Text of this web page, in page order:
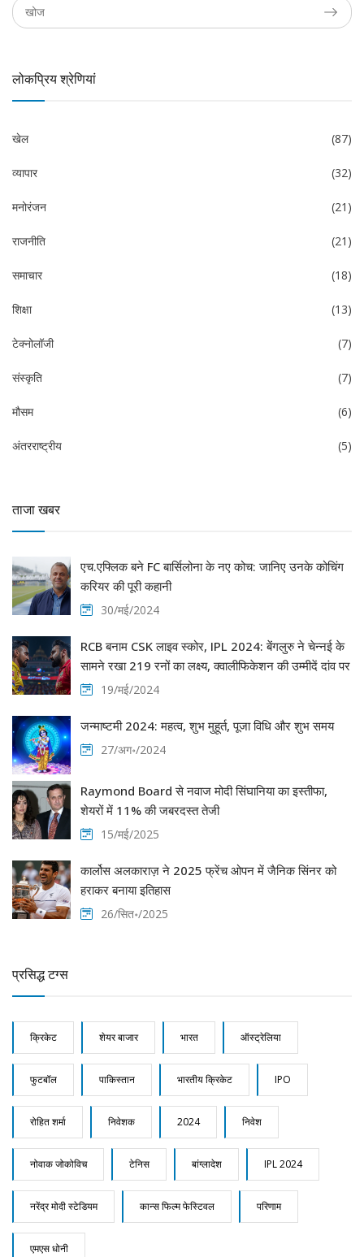
लोकप्रिय श्रेणियां
खेल (87)
व्यापार (32)
मनोरंजन (21)
राजनीति (21)
समाचार (18)
शिक्षा (13)
टेक्नोलॉजी (7)
संस्कृति (7)
मौसम (6)
अंतरराष्ट्रीय (5)
ताजा खबर
एच.एफ्लिक बने FC बार्सिलोना के नए कोच: जानिए उनके कोचिंग
करियर की पूरी कहानी
30/मई/2024
RCB बनाम CSK लाइव स्कोर, IPL 2024: बेंगलुरु ने चेन्नई के
सामने रखा 219 रनों का लक्ष्य, क्वालीफिकेशन की उम्मीदें दांव पर
19/मई/2024
जन्माष्टमी 2024: महत्व, शुभ मुहूर्त, पूजा विधि और शुभ समय
27/अग॰/2024
Raymond Board से नवाज मोदी सिंघानिया का इस्तीफा,
शेयरों में 11% की जबरदस्त तेजी
15/मई/2025
कार्लोस अलकाराज़ ने 2025 फ्रेंच ओपन में जैनिक सिंनर को
हराकर बनाया इतिहास
26/सित॰/2025
प्रसिद्ध टग्स
क्रिकेट शेयर बाजार भारत ऑस्ट्रेलिया
फुटबॉल पाकिस्तान भारतीय क्रिकेट IPO
रोहित शर्मा निवेशक 2024 निवेश
नोवाक जोकोविच टेनिस बांग्लादेश IPL 2024
नरेंद्र मोदी स्टेडियम कान्स फिल्म फेस्टिवल परिणाम
एमएस धोनी